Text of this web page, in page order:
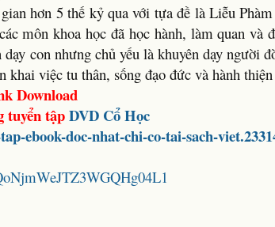
hơn 5 thế kỷ qua với tựa đề là Liễu
môn khoa học đã học hành, làm quan và
con nhưng chủ yếu là khuyên dạy người
khai việc tu thân, sống đạo đức và hành
Download
tuyển tậpDVD Cổ Học
ebook-doc-nhat-chi-co-tai-sach-